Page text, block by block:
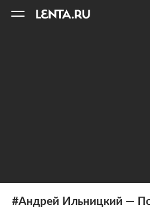
#Андрей Ильницкий —